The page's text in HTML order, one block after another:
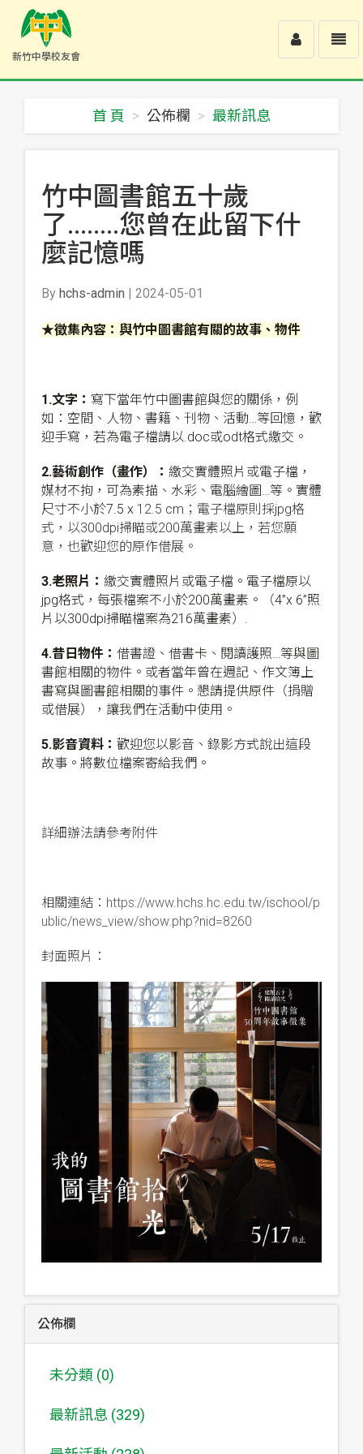
新竹中學校友會
友
Toggle
user
首 頁 公佈欄 最新訊息
竹中圖書館五十歲
了........您曾在此留下什
麼記憶嗎
By hchs-admin | 2024-05-01
★徵集內容：與竹中圖書館有關的故事、物件
1.文字： 寫下當年竹中圖書館與您的關係，例
如：空間、人物、書籍、刊物、活動…等回憶，歡
迎手寫，若為電子檔請以.doc或odt格式繳交。
2.藝術創作（畫作）： 繳交實體照片或電子檔，
媒材不拘，可為素描、水彩、電腦繪圖…等。實體
尺寸不小於7.5 x 12.5 cm；電子檔原則採jpg格
式，以300dpi掃瞄或200萬畫素以上，若您願
意，也歡迎您的原作借展。
3.老照片： 繳交實體照片或電子檔。電子檔原以
jpg格式，每張檔案不小於200萬畫素。（4”x 6”照
片以300dpi掃瞄檔案為216萬畫素）.
4.昔日物件： 借書證、借書卡、閱讀護照…等與圖
書館相關的物件。或者當年曾在週記、作文簿上
書寫與圖書館相關的事件。懇請提供原件（捐贈
或借展），讓我們在活動中使用。
5.影音資料： 歡迎您以影音、錄影方式說出這段
故事。將數位檔案寄給我們。
詳細辦法請參考附件
相關連結： https://www.hchs.hc.edu.tw/ischool/p
ublic/news_view/show.php?nid=8260
封面照片：
公佈欄
未分類 (0)
最新訊息 (329)